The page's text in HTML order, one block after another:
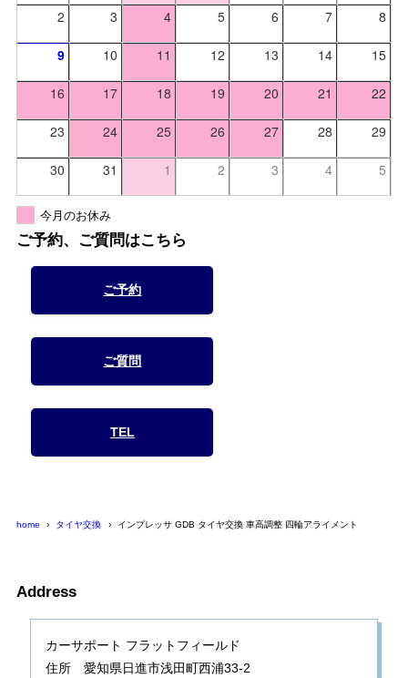
2 3 4 5 6 7 8
9 10 11 12 13 14 15
16 17 18 19 20 21 22
23 24 25 26 27 28 29
30 31 1 2 3 4 5
今月のお休み
ご予約、ご質問はこちら
ご予約
ご質問
TEL
home タイヤ交換 インプレッサ GDB タイヤ交換 車高調整 四輪アライメント
Address
カーサポート フラットフィールド
住所 愛知県日進市浅田町西浦33-2